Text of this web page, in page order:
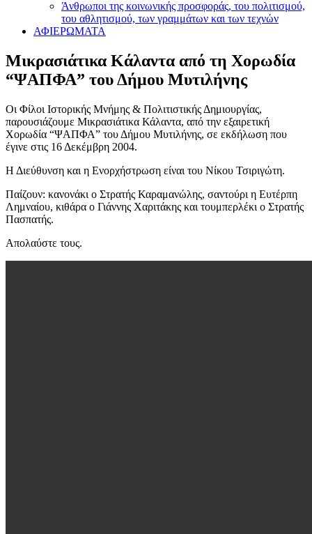
Άνθρωποι της κοινωνικής προσφοράς, του πολιτισμού,
του αθλητισμού, των γραμμάτων και των τεχνών
ΑΦΙΕΡΩΜΑΤΑ
Μικρασιάτικα Κάλαντα από τη Χορωδία
“ΨΑΠΦΑ” του Δήμου Μυτιλήνης
Οι Φίλοι Ιστορικής Μνήμης & Πολιτιστικής Δημιουργίας,
παρουσιάζουμε Μικρασιάτικα Κάλαντα, από την εξαιρετική
Χορωδία “ΨΑΠΦΑ” του Δήμου Μυτιλήνης, σε εκδήλωση που
έγινε στις 16 Δεκέμβρη 2004.
Η Διεύθυνση και η Ενορχήστρωση είναι του Νίκου Τσιριγώτη.
Παίζουν: κανονάκι ο Στρατής Καραμανώλης, σαντούρι η Ευτέρπη
Λημναίου, κιθάρα ο Γιάννης Χαριτάκης και τουμπερλέκι ο Στρατής
Πασπατής.
Απολαύστε τους.